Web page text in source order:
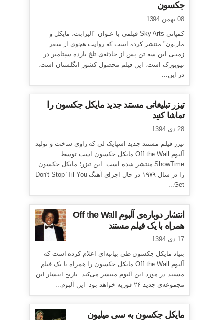
جکسون
08 بهمن 1394
کمپانی Sky Arts فیلمی با عنوان "الیزابت، مایکل و
مارلون" منتشر کرده است که روایت هجوی از سفر
زمینی این سه تن پس از حادثه‌ی تلخ یازده سپتامبر در
نیویورک است. این فیلم محصول کشور انگلستان است.
در این...
تیزر تبلیغاتی مستند جدید مایکل جکسون را
تماشا کنید
28 دی 1394
تیزر فیلم مستند جدید اسپایک لی که راوی ساخت و تولید
آلبوم Off the Wall مایکل جکسون است توسط
ShowTime منتشر شده است. این تیزر؛ مایکل جکسون
را در سال ۱۹۷۹ در حال اجرای آهنگ Don't Stop 'Til You
Get...
انتشار دوباره‌ی آلبوم Off the Wall
همراه با یک فیلم مستند
17 دی 1394
بنیاد مایکل جکسون طی بیانیه‌ای اعلام کرده است که
آلبوم Off the Wall مایکل جکسون را همراه با یک فیلم
مستند در مورد این آلبوم منتشر می‌کند. تاریخ انتشار این
مجموعه‌ی جدید ۲۶ فوریه خواهد بود. این آلبوم...
مایکل جکسون به سی میلیون